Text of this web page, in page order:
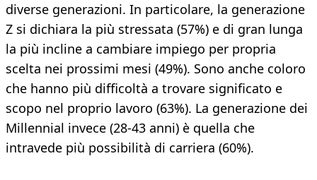
diverse generazioni. In particolare, la generazione
Z si dichiara la più stressata (57%) e di gran lunga
la più incline a cambiare impiego per propria
scelta nei prossimi mesi (49%). Sono anche coloro
che hanno più difficoltà a trovare significato e
scopo nel proprio lavoro (63%). La generazione dei
Millennial invece (28-43 anni) è quella che
intravede più possibilità di carriera (60%).